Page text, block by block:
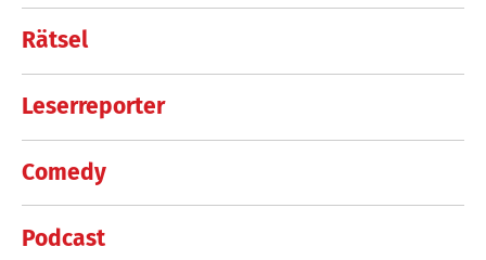
Rätsel
Leserreporter
Comedy
Podcast